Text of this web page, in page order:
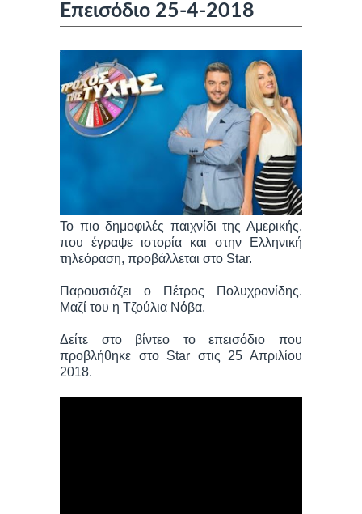
Επεισόδιο 25-4-2018
Το πιο δημοφιλές παιχνίδι της Αμερικής,
που έγραψε ιστορία και στην Ελληνική
τηλεόραση, προβάλλεται στο Star.
Παρουσιάζει ο Πέτρος Πολυχρονίδης.
Μαζί του η Τζούλια Νόβα.
Δείτε στο βίντεο το επεισόδιο που
προβλήθηκε στο Star στις 25 Απριλίου
2018.